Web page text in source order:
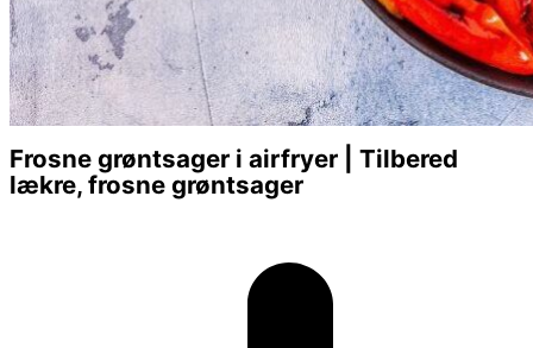
Frosne grøntsager i airfryer | Tilbered
lækre, frosne grøntsager